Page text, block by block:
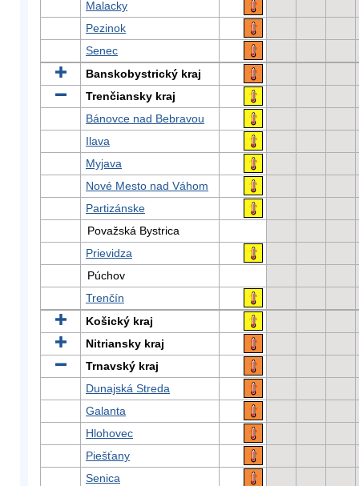
Malacky
Pezinok
Senec
Banskobystrický kraj
Trenčiansky kraj
Bánovce nad Bebravou
Ilava
Myjava
Nové Mesto nad Váhom
Partizánske
Považská Bystrica
Prievidza
Púchov
Trenčín
Košický kraj
Nitriansky kraj
Trnavský kraj
Dunajská Streda
Galanta
Hlohovec
Piešťany
Senica